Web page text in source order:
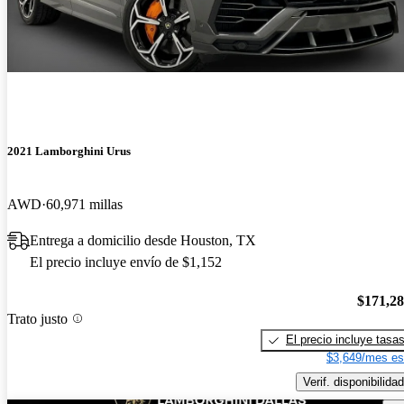
2021 Lamborghini Urus
AWD 60,971 millas
Entrega a domicilio desde Houston, TX
El precio incluye envío de $1,152
Trato justo
El precio incluye tasas
$3,649/mes
Verif. disponibilidad